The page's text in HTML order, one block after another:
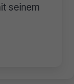
seinem